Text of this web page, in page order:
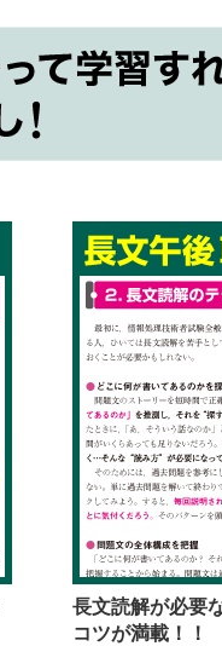
長文読解が必要
コツが満載！！